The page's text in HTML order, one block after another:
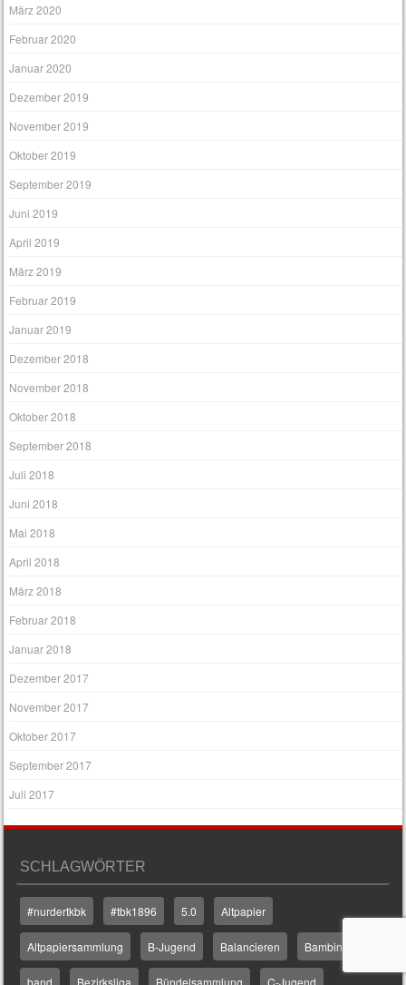
März 2020
Februar 2020
Januar 2020
Dezember 2019
November 2019
Oktober 2019
September 2019
Juni 2019
April 2019
März 2019
Februar 2019
Januar 2019
Dezember 2018
November 2018
Oktober 2018
September 2018
Juli 2018
Juni 2018
Mai 2018
April 2018
März 2018
Februar 2018
Januar 2018
Dezember 2017
November 2017
Oktober 2017
September 2017
Juli 2017
SCHLAGWÖRTER
#nurdertkbk #tbk1896 5.0 Altpapier
Altpapiersammlung B-Jugend Balancieren Bambini